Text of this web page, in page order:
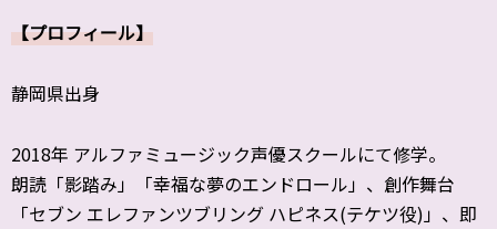
【プロフィール】
静岡県出身
2018年 アルファミュージック声優スクールにて修学。
朗読「影踏み」「幸福な夢のエンドロール」、創作舞台
「セブン エレファンツブリング ハピネス(テケツ役)」、即